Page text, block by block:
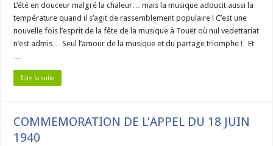
L’été en douceur malgré la chaleur… mais la musique adoucit aussi la
température quand il s’agit de rassemblement populaire ! C’est une
nouvelle fois l’esprit de la fête de la musique à Touët où nul vedettariat
n’est admis… Seul l’amour de la musique et du partage triomphe ! Et
…
Lire la suite
COMMEMORATION DE L’APPEL DU 18 JUIN
1940